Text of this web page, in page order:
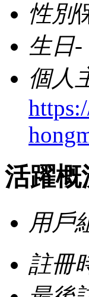
性別
生日-
個人
活躍概
用戶
註冊